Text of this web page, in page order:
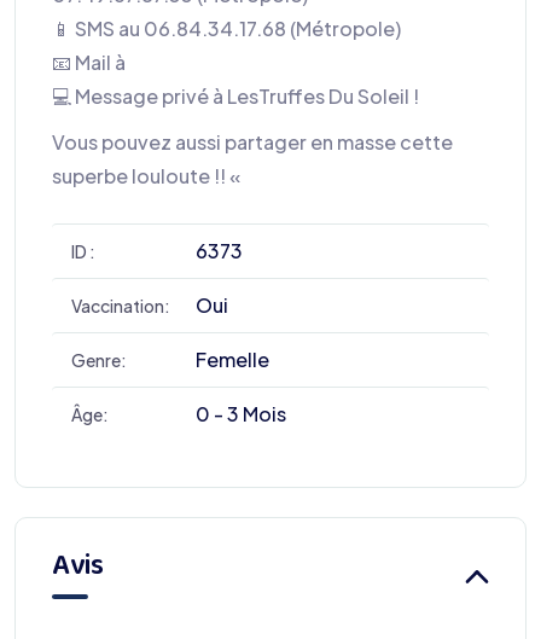
📱 SMS au 06.84.34.17.68 (Métropole)
📧 Mail à
💻 Message privé à LesTruffes Du Soleil !
Vous pouvez aussi partager en masse cette
superbe louloute !! «
ID : 6373
Vaccination: Oui
Genre: Femelle
Âge: 0 - 3 Mois
Avis